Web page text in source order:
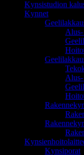
Kynsistudion
Kynnet
Alus-
Alus-
Kynsiporat